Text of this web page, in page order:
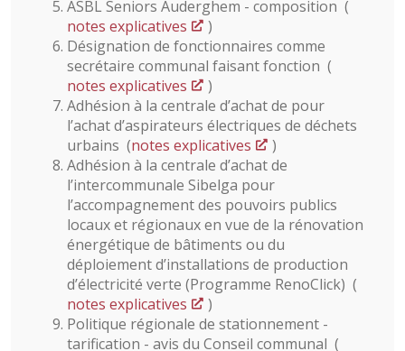
ASBL Seniors Auderghem - composition (
notes explicatives
)
Désignation de fonctionnaires comme
secrétaire communal faisant fonction (
notes explicatives
)
Adhésion à la centrale d’achat de pour
l’achat d’aspirateurs électriques de déchets
urbains (notes explicatives
)
Adhésion à la centrale d’achat de
l’intercommunale Sibelga pour
l’accompagnement des pouvoirs publics
locaux et régionaux en vue de la rénovation
énergétique de bâtiments ou du
déploiement d’installations de production
d’électricité verte (Programme RenoClick) (
notes explicatives
)
Politique régionale de stationnement -
tarification - avis du Conseil communal (